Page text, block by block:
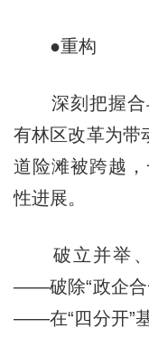
●重构
深刻把握合
有林区改革为带
道险滩被跨越
性进展。
破立并举、
——破除“政企合
——在“四分开”